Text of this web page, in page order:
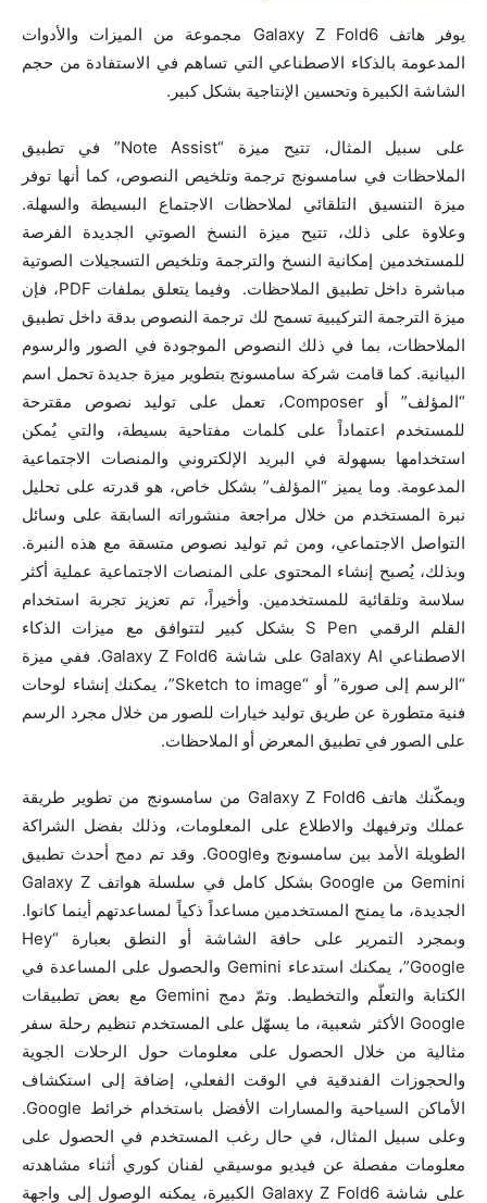
يوفر هاتف Galaxy Z Fold6 مجموعة من الميزات والأدوات
المدعومة بالذكاء الاصطناعي التي تساهم في الاستفادة من حجم
الشاشة الكبيرة وتحسين الإنتاجية بشكل كبير.
على سبيل المثال، تتيح ميزة “Note Assist” في تطبيق
الملاحظات في سامسونج ترجمة وتلخيص النصوص، كما أنها توفر
ميزة التنسيق التلقائي لملاحظات الاجتماع البسيطة والسهلة.
وعلاوة على ذلك، تتيح ميزة النسخ الصوتي الجديدة الفرصة
للمستخدمين إمكانية النسخ والترجمة وتلخيص التسجيلات الصوتية
مباشرة داخل تطبيق الملاحظات. وفيما يتعلق بملفات PDF، فإن
ميزة الترجمة التركيبية تسمح لك ترجمة النصوص بدقة داخل تطبيق
الملاحظات، بما في ذلك النصوص الموجودة في الصور والرسوم
البيانية. كما قامت شركة سامسونج بتطوير ميزة جديدة تحمل اسم
“المؤلف” أو Composer، تعمل على توليد نصوص مقترحة
للمستخدم اعتماداً على كلمات مفتاحية بسيطة، والتي يُمكن
استخدامها بسهولة في البريد الإلكتروني والمنصات الاجتماعية
المدعومة. وما يميز “المؤلف” بشكل خاص، هو قدرته على تحليل
نبرة المستخدم من خلال مراجعة منشوراته السابقة على وسائل
التواصل الاجتماعي، ومن ثم توليد نصوص متسقة مع هذه النبرة.
وبذلك، يُصبح إنشاء المحتوى على المنصات الاجتماعية عملية أكثر
سلاسة وتلقائية للمستخدمين. وأخيراً، تم تعزيز تجربة استخدام
القلم الرقمي S Pen بشكل كبير لتتوافق مع ميزات الذكاء
الاصطناعي Galaxy AI على شاشة Galaxy Z Fold6. ففي ميزة
“الرسم إلى صورة” أو “Sketch to image”، يمكنك إنشاء لوحات
فنية متطورة عن طريق توليد خيارات للصور من خلال مجرد الرسم
على الصور في تطبيق المعرض أو الملاحظات.
ويمكّنك هاتف Galaxy Z Fold6 من سامسونج من تطوير طريقة
عملك وترفيهك والاطلاع على المعلومات، وذلك بفضل الشراكة
الطويلة الأمد بين سامسونج وGoogle. وقد تم دمج أحدث تطبيق
Gemini من Google بشكل كامل في سلسلة هواتف Galaxy Z
الجديدة، ما يمنح المستخدمين مساعداً ذكياً لمساعدتهم أينما كانوا.
وبمجرد التمرير على حافة الشاشة أو النطق بعبارة “Hey
Google”، يمكنك استدعاء Gemini والحصول على المساعدة في
الكتابة والتعلّم والتخطيط. وتمّ دمج Gemini مع بعض تطبيقات
Google الأكثر شعبية، ما يسهّل على المستخدم تنظيم رحلة سفر
مثالية من خلال الحصول على معلومات حول الرحلات الجوية
والحجوزات الفندقية في الوقت الفعلي، إضافة إلى استكشاف
الأماكن السياحية والمسارات الأفضل باستخدام خرائط Google.
وعلى سبيل المثال، في حال رغب المستخدم في الحصول على
معلومات مفصلة عن فيديو موسيقي لفنان كوري أثناء مشاهدته
على شاشة Galaxy Z Fold6 الكبيرة، يمكنه الوصول إلى واجهة